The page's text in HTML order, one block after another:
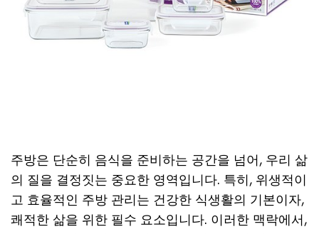
주방은 단순히 음식을 준비하는 공간을 넘어, 우리 삶
의 질을 결정짓는 중요한 영역입니다. 특히, 위생적이
고 효율적인 주방 관리는 건강한 식생활의 기본이자,
쾌적한 삶을 위한 필수 요소입니다. 이러한 맥락에서,